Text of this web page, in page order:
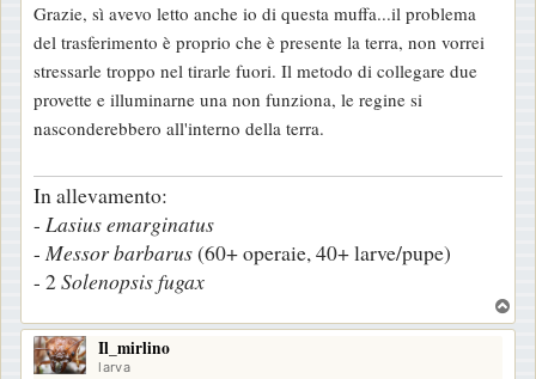
s
s
a
g
g
o
Grazie, sì avevo letto anche io di questa muffa...il problema
del trasferimento è proprio che è presente la terra, non vorrei
stressarle troppo nel tirarle fuori. Il metodo di collegare due
provette e illuminarne una non funziona, le regine si
nasconderebbero all'interno della terra.
In allevamento:
- Lasiusemarginatus
- Messorbarbarus(60+ operaie, 40+ larve/pupe)
- 2Solenopsisfugax
o
Il_mirlino
larva